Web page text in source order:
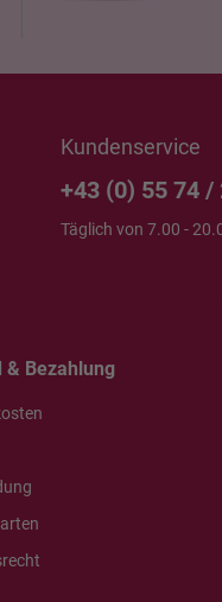
Kundenservice
+43 (0) 55 74 /
Täglich von 7.00 -
& Bezahlung